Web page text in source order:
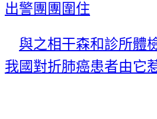
出警團團圍住
與之相干森和診所體
我國對折肺癌患者由它